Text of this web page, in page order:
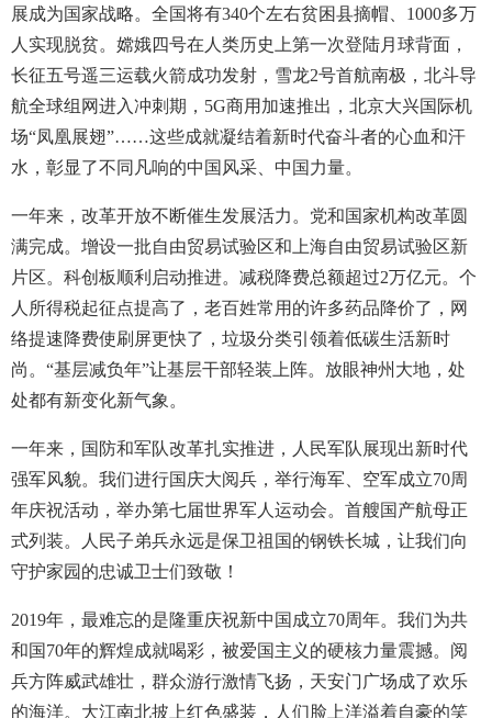
展成为国家战略。全国将有340个左右贫困县摘帽、1000多万
人实现脱贫。嫦娥四号在人类历史上第一次登陆月球背面，
长征五号遥三运载火箭成功发射，雪龙2号首航南极，北斗导
航全球组网进入冲刺期，5G商用加速推出，北京大兴国际机
场“凤凰展翅”……这些成就凝结着新时代奋斗者的心血和汗
水，彰显了不同凡响的中国风采、中国力量。
一年来，改革开放不断催生发展活力。党和国家机构改革圆
满完成。增设一批自由贸易试验区和上海自由贸易试验区新
片区。科创板顺利启动推进。减税降费总额超过2万亿元。个
人所得税起征点提高了，老百姓常用的许多药品降价了，网
络提速降费使刷屏更快了，垃圾分类引领着低碳生活新时
尚。“基层减负年”让基层干部轻装上阵。放眼神州大地，处
处都有新变化新气象。
一年来，国防和军队改革扎实推进，人民军队展现出新时代
强军风貌。我们进行国庆大阅兵，举行海军、空军成立70周
年庆祝活动，举办第七届世界军人运动会。首艘国产航母正
式列装。人民子弟兵永远是保卫祖国的钢铁长城，让我们向
守护家园的忠诚卫士们致敬！
2019年，最难忘的是隆重庆祝新中国成立70周年。我们为共
和国70年的辉煌成就喝彩，被爱国主义的硬核力量震撼。阅
兵方阵威武雄壮，群众游行激情飞扬，天安门广场成了欢乐
的海洋。大江南北披上红色盛装，人们脸上洋溢着自豪的笑